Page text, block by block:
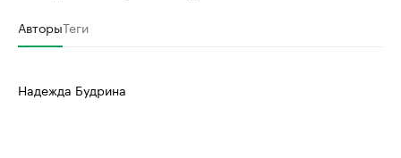
АвторыТеги
Надежда Будрина